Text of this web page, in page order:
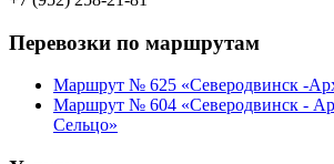
Перевозки по маршрутам
Маршрут № 625 «Северодвинск -
Маршрут № 604 «Северодвинск -
Сельцо»